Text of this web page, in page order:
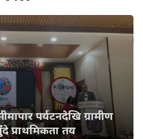
पर्यटनदेखि ग्रामीण
प्राथमिकता तय